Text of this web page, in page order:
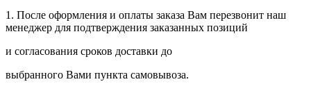
1. После оформления и оплаты заказа Вам перезвонит наш
менеджер для подтверждения заказанных позиций
и согласования сроков доставки до
выбранного Вами пункта самовывоза.